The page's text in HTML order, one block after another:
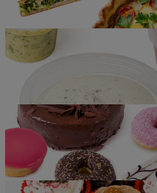
Pastelería